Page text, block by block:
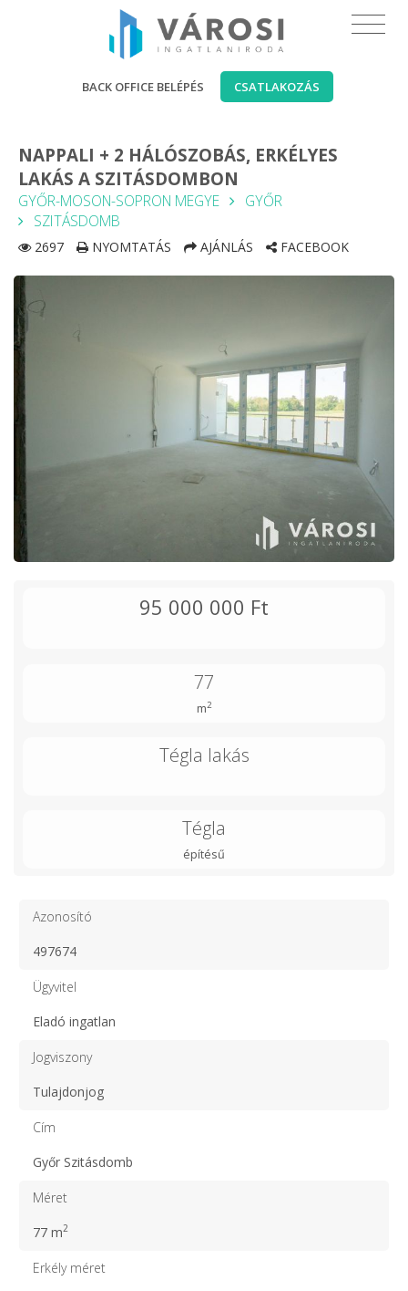
BACK OFFICE BELÉPÉS CSATLAKOZÁS
NAPPALI + 2 HÁLÓSZOBÁS, ERKÉLYES
LAKÁS A SZITÁSDOMBON
GYŐR-MOSON-SOPRON MEGYE
GYŐR
SZITÁSDOMB
2697 NYOMTATÁS AJÁNLÁS FACEBOOK
95 000 000 Ft
77
m2
Tégla lakás
Tégla
építésű
Azonosító
497674
Ügyvitel
Eladó ingatlan
Jogviszony
Tulajdonjog
Cím
Győr Szitásdomb
Méret
77 m2
Erkély méret